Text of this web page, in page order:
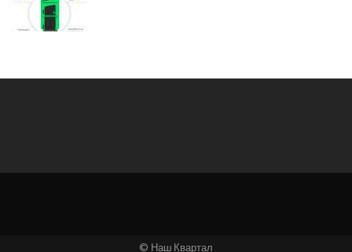
© Наш Квартал